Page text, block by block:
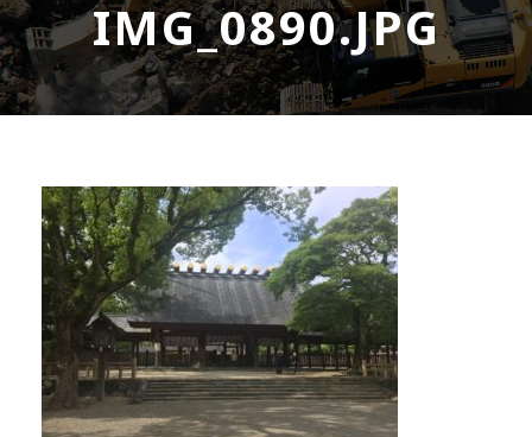
IMG_0890.JPG